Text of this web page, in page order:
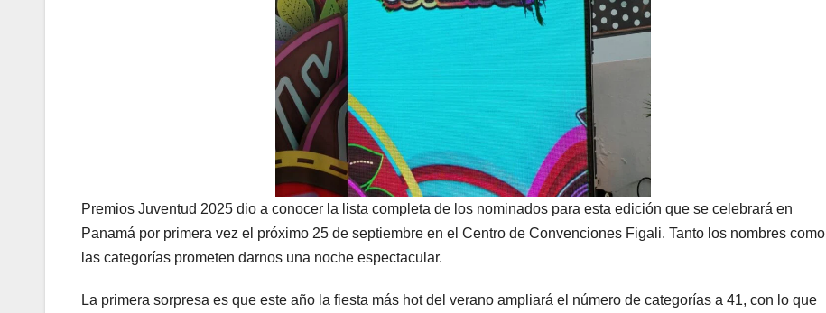
Premios Juventud 2025 dio a conocer la lista completa de los nominados para esta edición que se celebrará en
Panamá por primera vez el próximo 25 de septiembre en el Centro de Convenciones Figali. Tanto los nombres como
las categorías prometen darnos una noche espectacular.
La primera sorpresa es que este año la fiesta más hot del verano ampliará el número de categorías a 41, con lo que